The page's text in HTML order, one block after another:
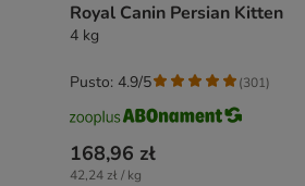
Royal Canin Persian Kitten
4 kg
168,96 zł
42,24 zł / kg
Pusto: 4.9/5 (301)